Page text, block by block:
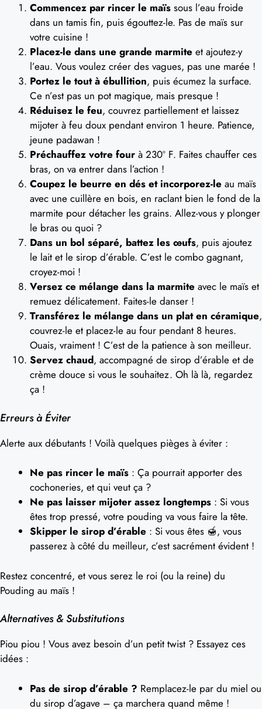
Commencez par rincer le maïs sous l’eau froide
dans un tamis fin, puis égouttez-le. Pas de maïs sur
votre cuisine !
Placez-le dans une grande marmite et ajoutez-y
l’eau. Vous voulez créer des vagues, pas une marée !
Portez le tout à ébullition, puis écumez la surface.
Ce n’est pas un pot magique, mais presque !
Réduisez le feu, couvrez partiellement et laissez
mijoter à feu doux pendant environ 1 heure. Patience,
jeune padawan !
Préchauffez votre four à 230º F. Faites chauffer ces
bras, on va entrer dans l’action !
Coupez le beurre en dés et incorporez-le au maïs
avec une cuillère en bois, en raclant bien le fond de la
marmite pour détacher les grains. Allez-vous y plonger
le bras ou quoi ?
Dans un bol séparé, battez les œufs, puis ajoutez
le lait et le sirop d’érable. C’est le combo gagnant,
croyez-moi !
Versez ce mélange dans la marmite avec le maïs et
remuez délicatement. Faites-le danser !
Transférez le mélange dans un plat en céramique,
couvrez-le et placez-le au four pendant 8 heures.
Ouais, vraiment ! C’est de la patience à son meilleur.
Servez chaud, accompagné de sirop d’érable et de
crème douce si vous le souhaitez. Oh là là, regardez
ça !
Erreurs à Éviter
Alerte aux débutants ! Voilà quelques pièges à éviter :
Ne pas rincer le maïs : Ça pourrait apporter des
cochoneries, et qui veut ça ?
Ne pas laisser mijoter assez longtemps : Si vous
êtes trop pressé, votre pouding va vous faire la tête.
Skipper le sirop d’érable : Si vous êtes 🍯, vous
passerez à côté du meilleur, c’est sacrément évident !
Restez concentré, et vous serez le roi (ou la reine) du
Pouding au maïs !
Alternatives & Substitutions
Piou piou ! Vous avez besoin d’un petit twist ? Essayez ces
idées :
Pas de sirop d’érable ? Remplacez-le par du miel ou
du sirop d’agave – ça marchera quand même !